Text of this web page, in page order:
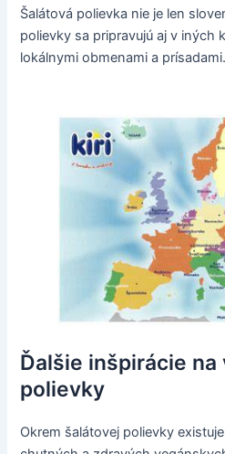
Šalátová polievka nie je len
polievky sa pripravujú aj v iných
lokálnymi obmenami a prísadami.
Ďalšie inšpirácie na
polievky
Okrem šalátovej polievky